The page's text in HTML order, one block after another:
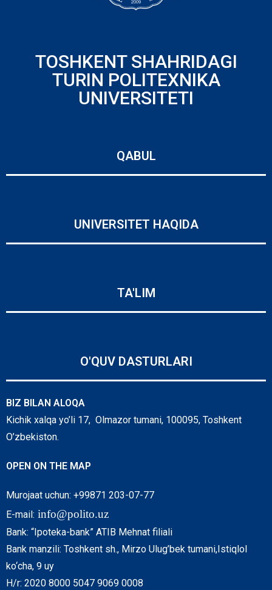
TOSHKENT SHAHRIDAGI
TURIN POLITEXNIKA
UNIVERSITETI
QABUL
UNIVERSITET HAQIDA
TA'LIM
O'QUV DASTURLARI
BIZ BILAN ALOQA
Kichik xalqa yo’li 17, Olmazor tumani, 100095, Toshkent
O’zbekiston.
OPEN ON THE MAP
Murojaat uchun: +99871 203-07-77
E-mail: info@polito.uz
Bank: “Ipoteka-bank” ATIB Mehnat filiali
Bank manzili: Toshkent sh., Mirzo Ulug’bek tumani,Istiqlol
ko‘cha, 9 uy
H/r: 2020 8000 5047 9069 0008